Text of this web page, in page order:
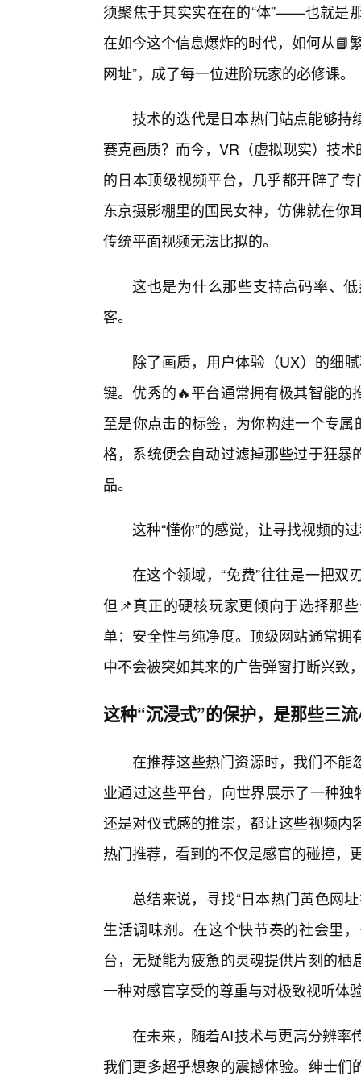
须聚焦于其实实在在的“体”——也就是
在如今这个信息爆炸的时代，如何从📘
网址”，成了每一位进阶玩家的必修课。
技术的迭代是日本热门站点能够持
赛克画质？而今，VR（虚拟现实）技
的日本顶级视频平台，几乎都开辟了
东京摄影棚里的国民女神，仿佛就在你
传统平面视频无法比拟的。
这也是为什么那些支持高码率、
客。
除了画质，用户体验（UX）的细
键。优秀的🔥平台通常拥有极其智能
至是你点击的标签，为你构建一个专
格，系统便会自动过滤掉那些过于狂
品。
这种“懂你”的感觉，让寻找视频的
在这个领域，“免费”往往是一把
但📌真正的硬核玩家更倾向于选择那
单：安全性与纯净度。顶级网站通常
中不会被突如其来的广告弹窗打断兴致
这种“沉浸式”的保护，是那些三
在推荐这些热门资源时，我们不能
业通过这些平台，向世界展示了一种
还是对仪式感的推崇，都让这些视频
热门推荐，看到的不仅是感官的碰撞，
总结来说，寻找“日本热门黄色网
生活调味剂。在这个快节奏的社会里
台，无疑能为疲惫的灵魂提供片刻的
一种对感官享受的尊重与对极致视听体
在未来，随着AI技术与更高分辨率
我们更多超乎想象的震撼体验。绅士